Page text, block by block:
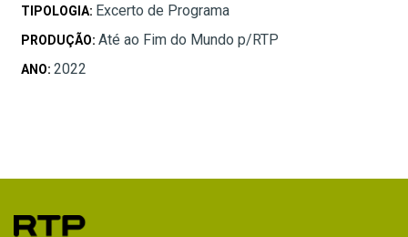
TIPOLOGIA: Excerto de Programa
PRODUÇÃO: Até ao Fim do Mundo p/RTP
ANO: 2022